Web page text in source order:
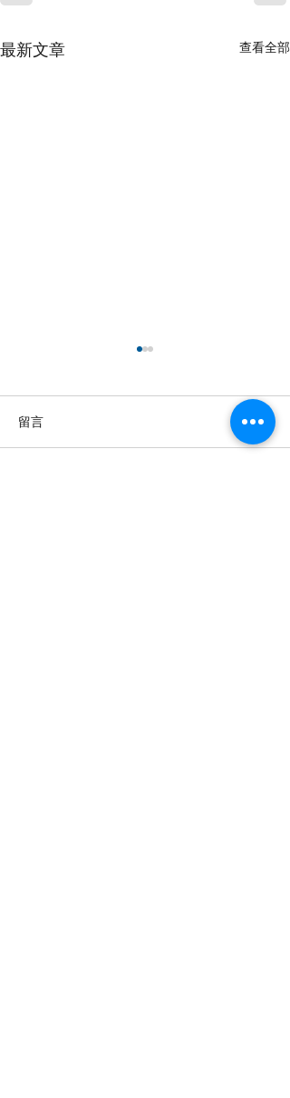
最新文章 查看全部
留言